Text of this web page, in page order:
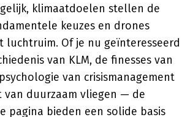
klimaatdoelen stellen de
keuzes en drones
luchtruim. Of je nu geïnteresseerd
van KLM, de finesses van
van crisismanagement
van duurzaam vliegen — de
pagina bieden een solide basis